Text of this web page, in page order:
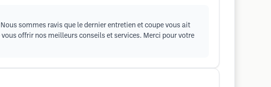
sommes ravis que le dernier entretien et coupe vous ait
offrir nos meilleurs conseils et services. Merci pour votre